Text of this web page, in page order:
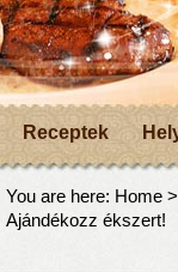
Receptek
You are here: Home
Ajándékozz ékszert!